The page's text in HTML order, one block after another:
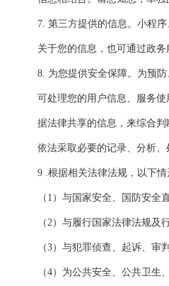
7. 第三方提供的信息。小程
关于您的信息，也可通过政
8. 为您提供安全保障。为预
可处理您的用户信息、服务
据法律共享的信息，来综合
依法采取必要的记录、分析、
9 .根据相关法律法规，以下
（1）与国家安全、国防安全
（2）与履行国家法律法规
（3）与犯罪侦查、起诉、审
（4）为公共安全、公共卫